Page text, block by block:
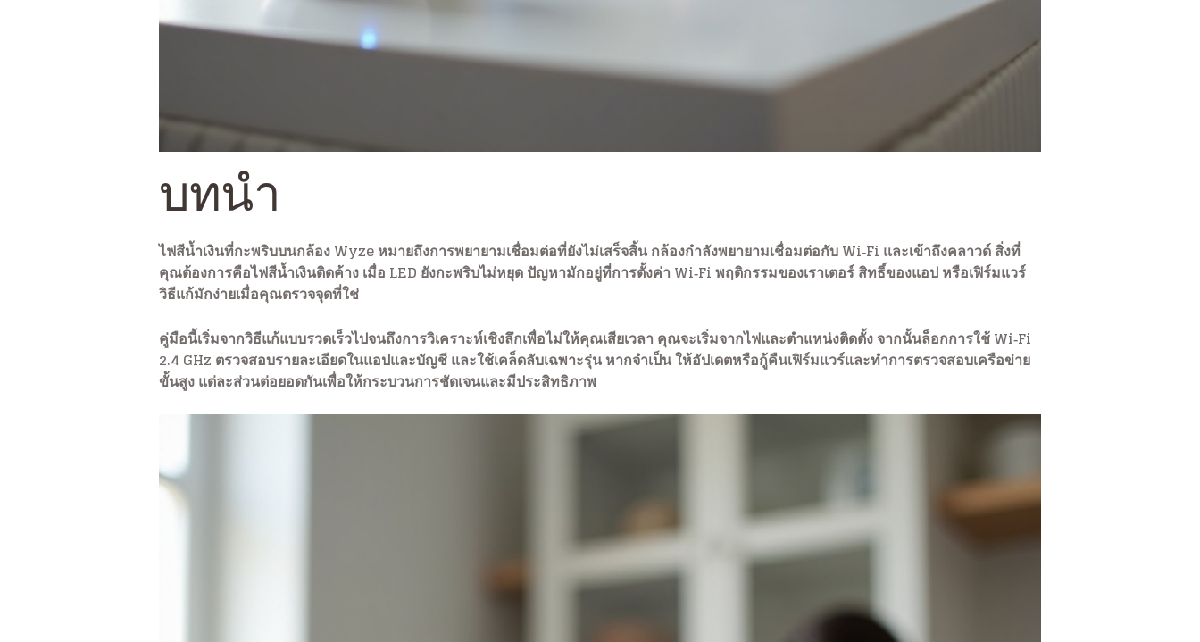
บทนำ
ไฟสีน้ำเงินที่กะพริบบนกล้อง Wyze หมายถึงการพยายามเชื่อมต่อที่ยังไม่เสร็จสิ้น กล้องกำลังพยายามเชื่อมต่อกับ Wi‑Fi และเข้าถึงคลาวด์ สิ่งที่
คุณต้องการคือไฟสีน้ำเงินติดค้าง เมื่อ LED ยังกะพริบไม่หยุด ปัญหามักอยู่ที่การตั้งค่า Wi‑Fi พฤติกรรมของเราเตอร์ สิทธิ์ของแอป หรือเฟิร์มแวร์
วิธีแก้มักง่ายเมื่อคุณตรวจจุดที่ใช่
คู่มือนี้เริ่มจากวิธีแก้แบบรวดเร็วไปจนถึงการวิเคราะห์เชิงลึกเพื่อไม่ให้คุณเสียเวลา คุณจะเริ่มจากไฟและตำแหน่งติดตั้ง จากนั้นล็อกการใช้ Wi‑Fi
2.4 GHz ตรวจสอบรายละเอียดในแอปและบัญชี และใช้เคล็ดลับเฉพาะรุ่น หากจำเป็น ให้อัปเดตหรือกู้คืนเฟิร์มแวร์และทำการตรวจสอบเครือข่าย
ขั้นสูง แต่ละส่วนต่อยอดกันเพื่อให้กระบวนการชัดเจนและมีประสิทธิภาพ